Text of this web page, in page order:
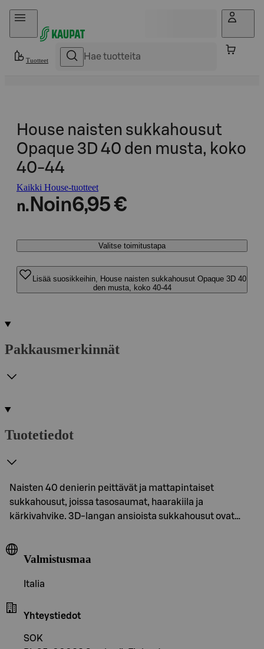
Hyppää sisältöön
Tuotteet
House naisten sukkahousut
Opaque 3D 40 den musta, koko
40-44
Kaikki House-tuotteet
n. Noin6,95 €
Valitse toimitustapa
Lisää suosikkeihin, House naisten sukkahousut Opaque 3D 40
den musta, koko 40-44
Pakkausmerkinnät
Tuotetiedot
Naisten 40 denierin peittävät ja mattapintaiset
sukkahousut, joissa tasosaumat, haarakiila ja
kärkivahvike. 3D-langan ansioista sukkahousut ovat…
Valmistusmaa
Italia
Yhteystiedot
SOK